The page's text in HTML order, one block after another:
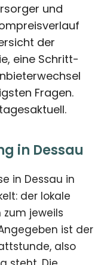
und
der
eine Schritt-
Fragen.
in Dessau
in Dessau in
der lokale
jeweils
ist der
also